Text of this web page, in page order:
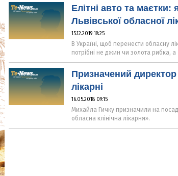
Елітні авто та
Львівської обласної
15.12.2019 18:25
В Україні, щоб перенести обласну
потрібні не джин чи золота рибка, а
Призначений директор
лікарні
16.05.2018 09:15
Михайла Гичку призначили на
обласна клінічна лікарня».